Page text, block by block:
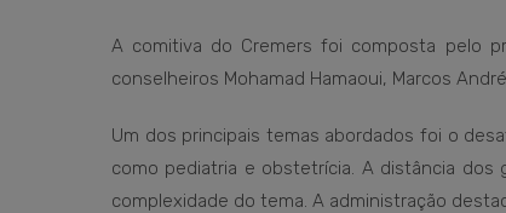
A comitiva do Cremers foi composta pelo
conselheiros Mohamad Hamaoui, Marcos
Um dos principais temas abordados foi o
como pediatria e obstetrícia. A distância
complexidade do tema. A administração